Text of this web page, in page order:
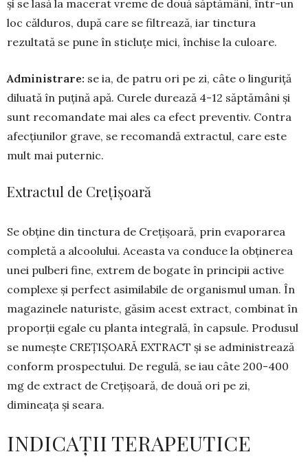
și se lasă la macerat vre­me de două săptămâni, într-un
loc căldu­ros, după care se filtrează, iar tinc­tura
rezultată se pune în sticluțe mici, închise la cu­loare.
Administrare: se ia, de patru ori pe zi, câte o lin­guriță
diluată în puțină apă. Curele durează 4-12 săptă­mâni și
sunt recomandate mai ales ca efect preventiv. Contra
afec­țiunilor grave, se recomandă ex­trac­tul, care este
mult mai puternic.
Extractul de Crețișoară
Se obține din tinctura de Cre­ți­șoară, prin evaporarea
completă a alcoolului. Aceasta va conduce la obținerea
unei pulberi fine, extrem de bogate în principii active
complexe și perfect asimilabile de organismul uman. În
magazinele naturiste, găsim acest extract, combinat în
pro­porții egale cu planta integrală, în capsule. Pro­dusul
se numește CREȚIȘOARĂ EXTRACT și se admi­nistrează
conform prospectului. De regulă, se iau câte 200-400
mg de extract de Crețișoară, de două ori pe zi,
dimineața și seara.
INDICAȚII TERAPEUTICE